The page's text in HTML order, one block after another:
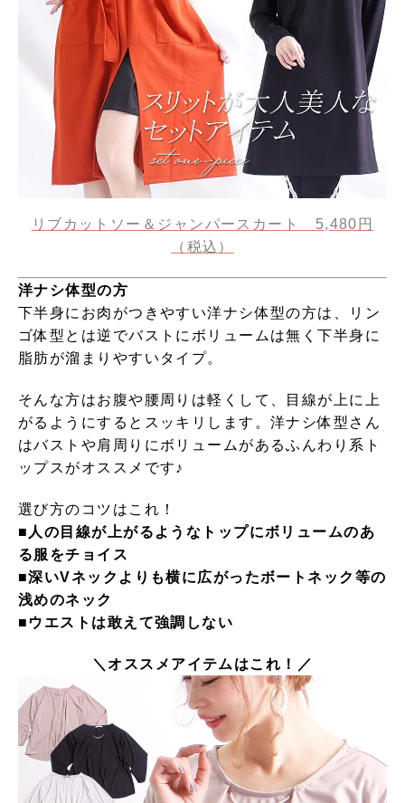
リブカットソー＆ジャンパースカート 5,480円
（税込）
洋ナシ体型の方
下半身にお肉がつきやすい洋ナシ体型の方は、リン
ゴ体型とは逆でバストにボリュームは無く下半身に
脂肪が溜まりやすいタイプ。
そんな方はお腹や腰周りは軽くして、目線が上に上
がるようにするとスッキリします。洋ナシ体型さん
はバストや肩周りにボリュームがあるふんわり系ト
ップスがオススメです♪
選び方のコツはこれ！
■人の目線が上がるようなトップにボリュームのあ
る服をチョイス
■深いVネックよりも横に広がったボートネック等の
浅めのネック
■ウエストは敢えて強調しない
＼オススメアイテムはこれ！／